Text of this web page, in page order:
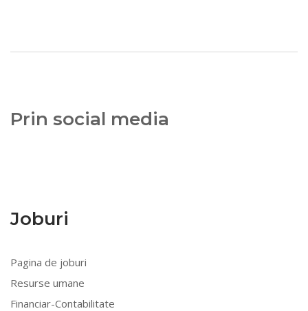
Prin social media
Joburi
Pagina de joburi
Resurse umane
Financiar-Contabilitate